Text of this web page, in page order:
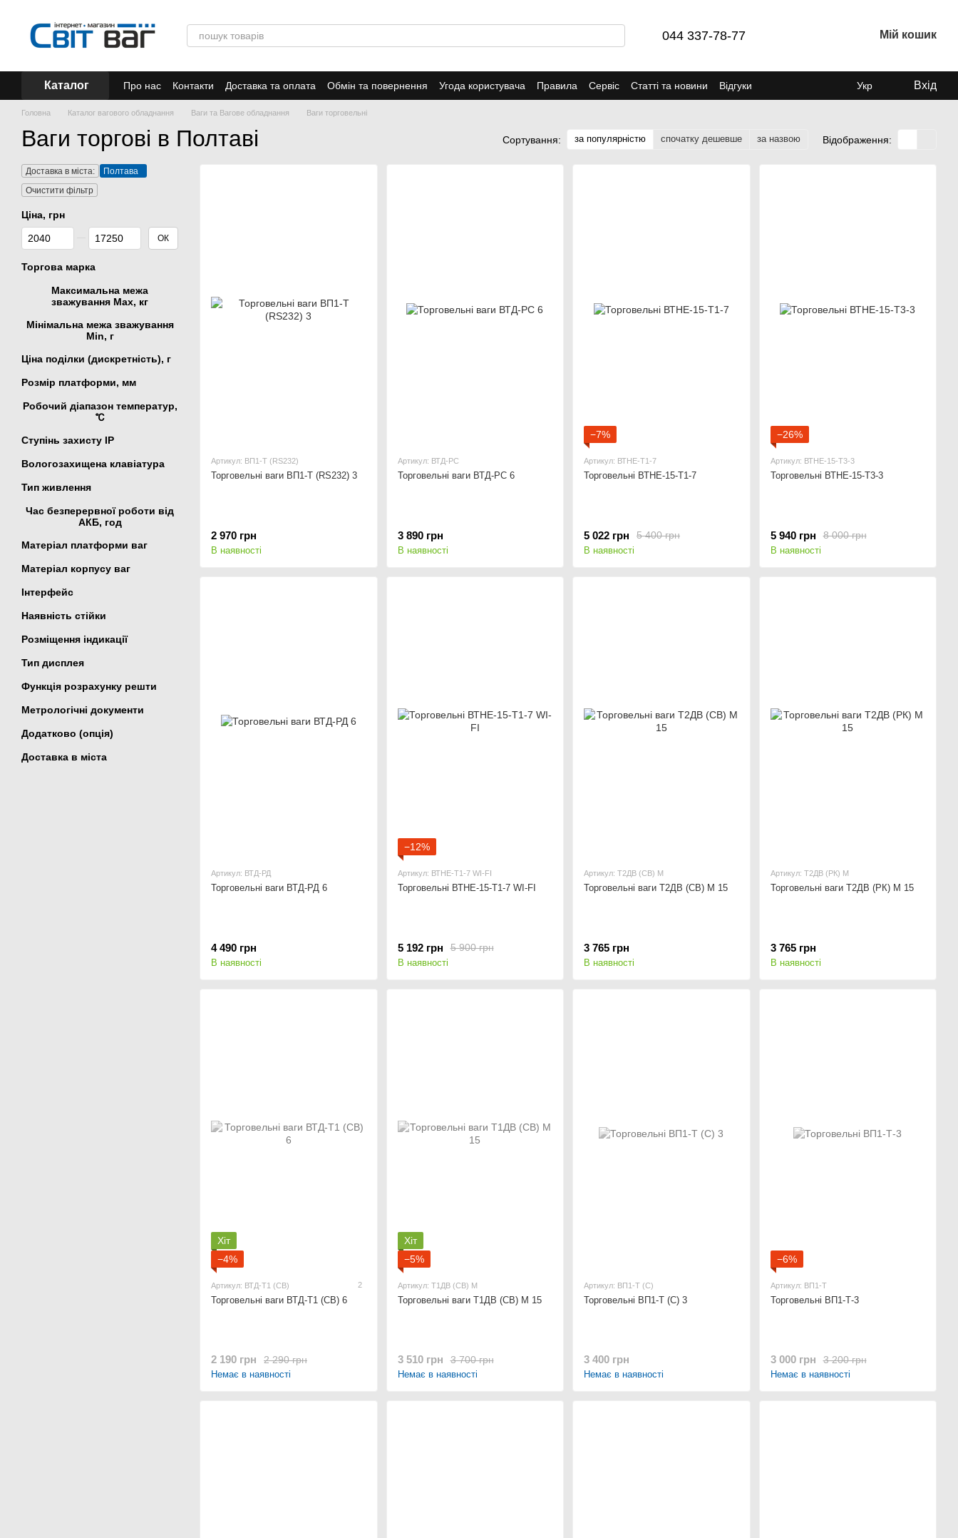
044 337-78-77 Мій кошик
Каталог Про нас Контакти Доставка та оплата Обмін та повернення Угода користувача Правила Сервіс Статті та новини
Відгуки
Акції
Укр Вхід
Головна Каталог вагового обладнання Ваги та Вагове обладнання Ваги торговельні
Ваги торгові в Полтаві Сортування: за популярністю спочатку дешевше за назвою Відображення:
Артикул: ВП1-Т (RS232)
Торговельні ваги ВП1-Т (RS232) 3
2 970 грн
В наявності
Артикул: ВТД-РС
Торговельні ваги ВТД-РС 6
3 890 грн
В наявності
−7%
Артикул: ВТНЕ-Т1-7
Торговельні ВТНЕ-15-Т1-7
5 400 грн
5 022 грн
В наявності
−26%
Артикул: ВТНЕ-15-Т3-3
Торговельні ВТНЕ-15-Т3-3
8 000 грн
5 940 грн
В наявності
Артикул: ВТД-РД
Торговельні ваги ВТД-РД 6
4 490 грн
В наявності
−12%
Артикул: ВТНЕ-Т1-7 WI-FI
Торговельні ВТНЕ-15-Т1-7 WI-FI
5 900 грн
5 192 грн
В наявності
Артикул: Т2ДВ (СВ) М
Торговельні ваги Т2ДВ (СВ) М 15
3 765 грн
В наявності
Артикул: Т2ДВ (РК) М
Торговельні ваги Т2ДВ (РК) М 15
3 765 грн
В наявності
Хіт
−4%
Артикул: ВТД-Т1 (СВ) 2
Торговельні ваги ВТД-Т1 (СВ) 6
2 290 грн
2 190 грн
Немає в наявності
Хіт
−5%
Артикул: Т1ДВ (СВ) М
Торговельні ваги Т1ДВ (СВ) М 15
3 700 грн
3 510 грн
Немає в наявності
Артикул: ВП1-Т (С)
Торговельні ВП1-Т (С) 3
3 400 грн
Немає в наявності
−6%
Артикул: ВП1-Т
Торговельні ВП1-Т-3
3 200 грн
3 000 грн
Немає в наявності
Доставка в міста:
Полтава
Очистити фільтр
Ціна, грн
Від Ціна, грн
До Ціна, грн ОК
Торгова марка
Максимальна межа
зважування Мах, кг
Мінімальна межа зважування
Min, г
Ціна поділки (дискретність), г
Розмір платформи, мм
Робочий діапазон температур,
℃
Ступінь захисту IP
Вологозахищена клавіатура
Тип живлення
Час безперервної роботи від
АКБ, год
Матеріал платформи ваг
Матеріал корпусу ваг
Інтерфейс
Наявність стійки
Розміщення індикації
Тип дисплея
Функція розрахунку решти
Метрологічні документи
Додатково (опція)
Доставка в міста